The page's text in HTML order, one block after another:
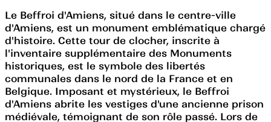
Le Beffroi d'Amiens, situé dans le centre-ville
d'Amiens, est un monument emblématique chargé
d'histoire. Cette tour de clocher, inscrite à
l'inventaire supplémentaire des Monuments
historiques, est le symbole des libertés
communales dans le nord de la France et en
Belgique. Imposant et mystérieux, le Beffroi
d'Amiens abrite les vestiges d'une ancienne prison
médiévale, témoignant de son rôle passé. Lors de